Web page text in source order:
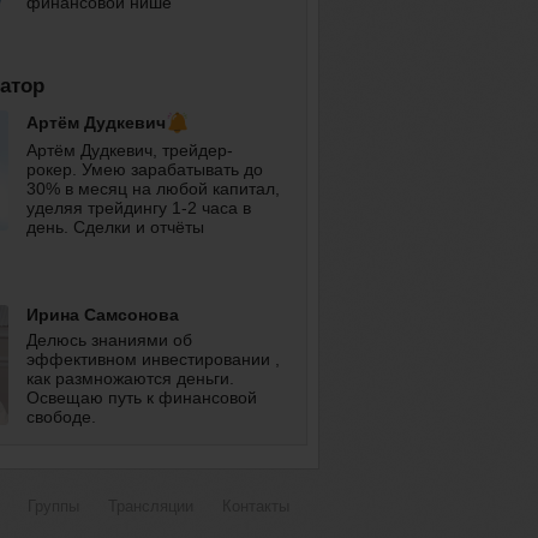
Артём Дудкевич
Артём Дудкевич, трейдер-
рокер. Умею зарабатывать до
30% в месяц на любой капитал,
уделяя трейдингу 1-2 часа в
день. Сделки и отчёты
Ирина Самсонова
Делюсь знаниями об
эффективном инвестировании ,
как размножаются деньги.
Освещаю путь к финансовой
свободе.